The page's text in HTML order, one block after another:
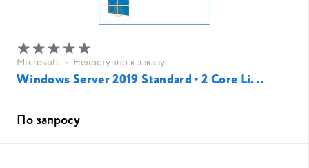
Microsoft • Недоступно к заказу
Windows Server 2019 Standard - 2 Core Li...
По запросу